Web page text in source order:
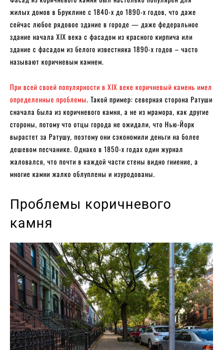
жилых домов в Бруклине с 1840-х до 1890-х годов, что даже
сейчас любое рядовое здание в городе — даже федеральное
здание начала XIX века с фасадом из красного кирпича или
здание с фасадом из белого известняка 1890-х годов – часто
называют коричневым камнем.
При всей своей популярности в XIX веке коричневый камень имел
определенные проблемы. Такой пример: северная сторона Ратуши
сначала была из коричневого камня, а не из мрамора, как другие
стороны, потому что отцы города не ожидали, что Нью-Йорк
вырастет за Ратушу, поэтому они сэкономили деньги на более
дешевом песчанике. Однако в 1850-х годах один журнал
жаловался, что почти в каждой части стены видно гниение, а
многие камни жалко облуплены и изуродованы.
Проблемы коричневого
камня